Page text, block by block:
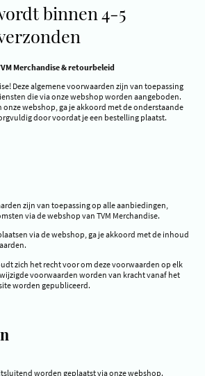
binnen 4-5
Merchandise & retourbeleid
Deze algemene voorwaarden zijn van toepassing
die via onze webshop worden aangeboden.
onze webshop, ga je akkoord met de onderstaande
door voordat je een bestelling plaatst.
zijn van toepassing op alle aanbiedingen,
via de webshop van TVM Merchandise.
via de webshop, ga je akkoord met de inhoud
zich het recht voor om deze voorwaarden op elk
voorwaarden worden van kracht vanaf het
worden gepubliceerd.
worden geplaatst via onze webshop.